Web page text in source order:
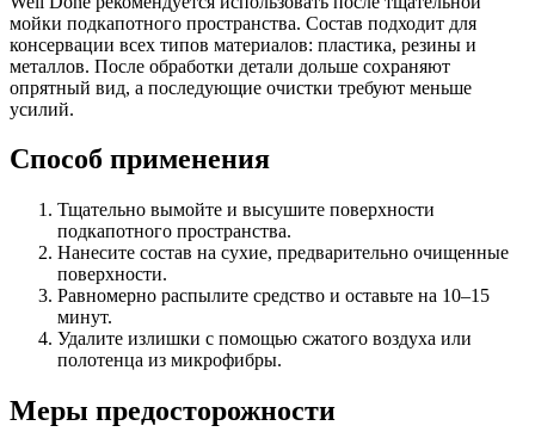
мойки подкапотного пространства. Состав подходит для
консервации всех типов материалов: пластика, резины и
металлов. После обработки детали дольше сохраняют
опрятный вид, а последующие очистки требуют меньше
усилий.
Способ применения
Тщательно вымойте и высушите поверхности
подкапотного пространства.
Нанесите состав на сухие, предварительно очищенные
поверхности.
Равномерно распылите средство и оставьте на 10–15
минут.
Удалите излишки с помощью сжатого воздуха или
полотенца из микрофибры.
Меры предосторожности